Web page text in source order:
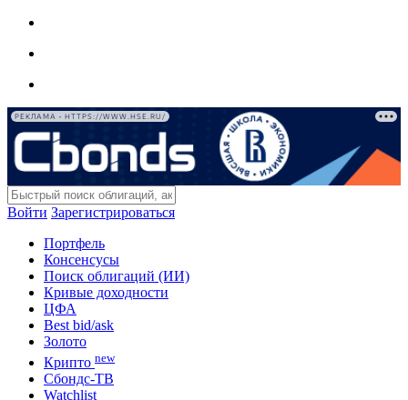
РЕКЛАМА • HTTPS://WWW.HSE.RU/
Войти Зарегистрироваться
Портфель
Консенсусы
Поиск облигаций (ИИ)
Кривые доходности
ЦФА
Best bid/ask
Золото
Крипто new
Сбондс-ТВ
Watchlist